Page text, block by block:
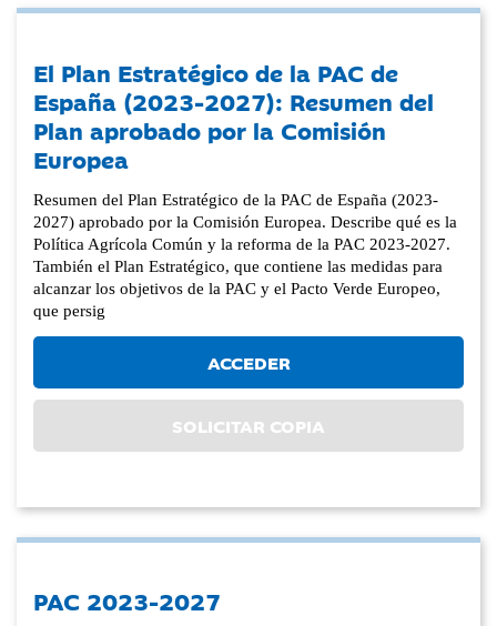
El Plan Estratégico de la PAC de
España (2023-2027): Resumen del
Plan aprobado por la Comisión
Europea
Resumen del Plan Estratégico de la PAC de España (2023-
2027) aprobado por la Comisión Europea. Describe qué es la
Política Agrícola Común y la reforma de la PAC 2023-2027.
También el Plan Estratégico, que contiene las medidas para
alcanzar los objetivos de la PAC y el Pacto Verde Europeo,
que persig
ACCEDER
SOLICITAR COPIA
PAC 2023-2027